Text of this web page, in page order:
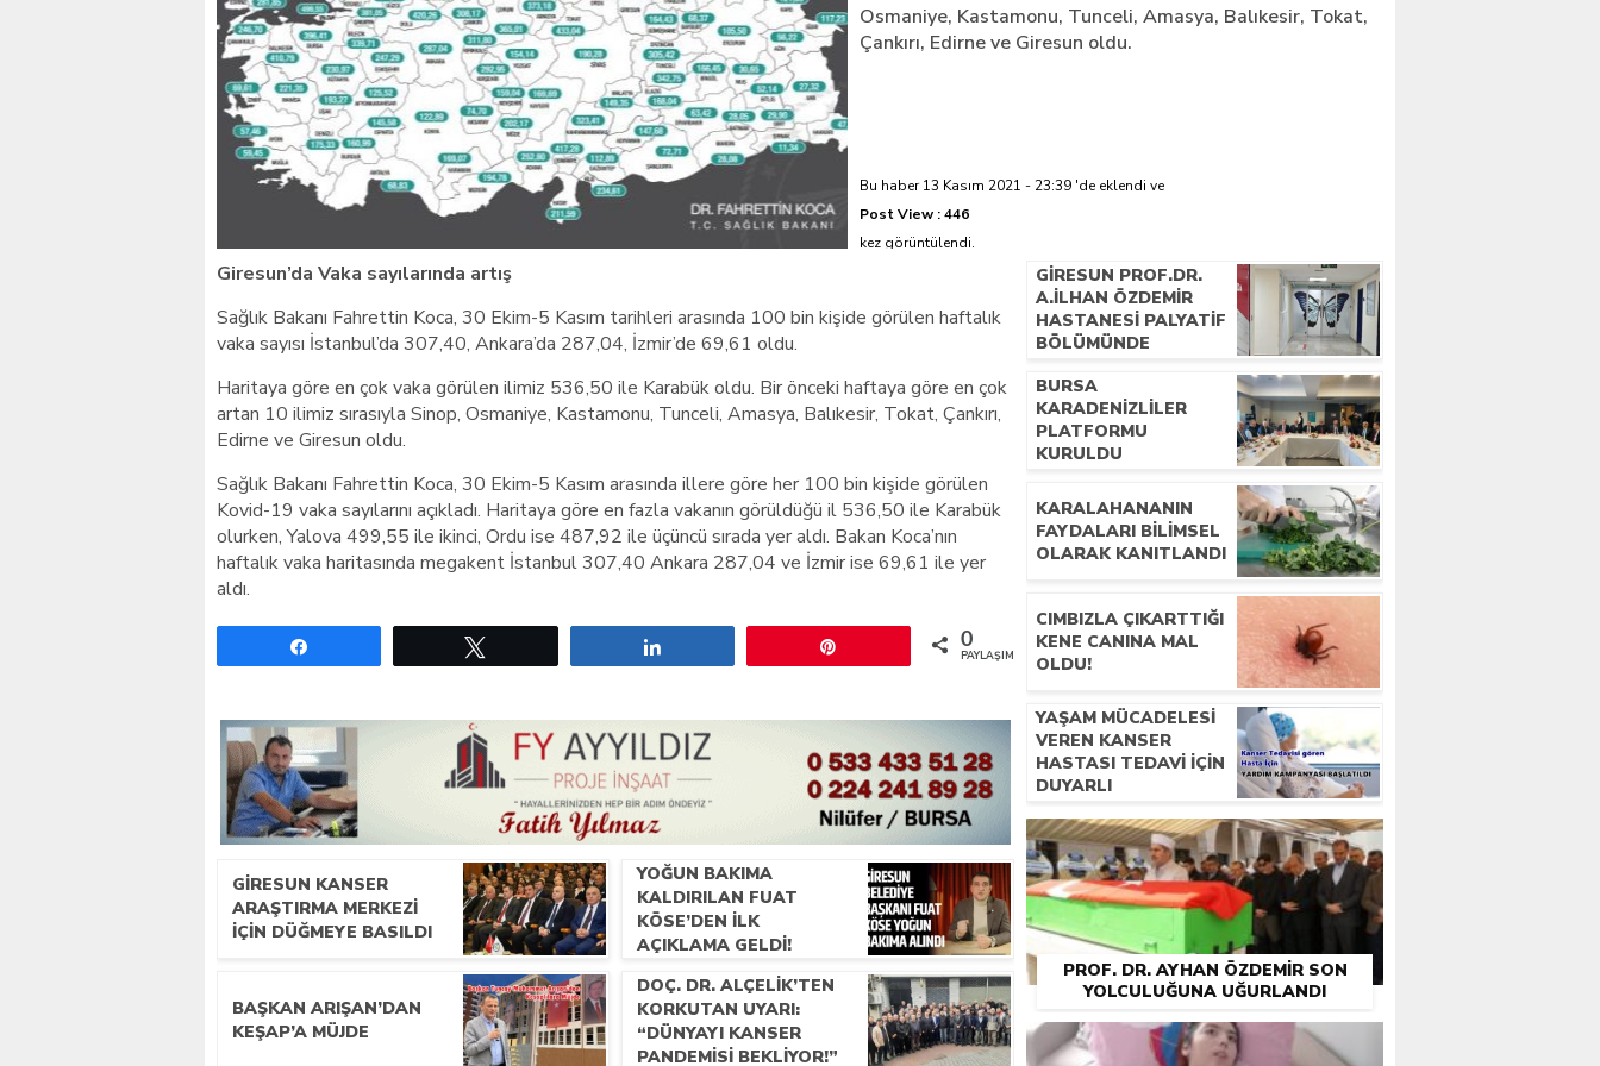
Osmaniye, Kastamonu, Tunceli, Amasya, Balıkesir, Tokat,
Çankırı, Edirne ve Giresun oldu.
Bu haber 13 Kasım 2021 - 23:39 'de eklendi ve
Post View :446
kez görüntülendi.
Giresun’da Vaka sayılarında artış
Sağlık Bakanı Fahrettin Koca, 30 Ekim-5 Kasım tarihleri arasında 100 bin kişide görülen haftalık
vaka sayısı İstanbul’da 307,40, Ankara’da 287,04, İzmir’de 69,61 oldu.
Haritaya göre en çok vaka görülen ilimiz 536,50 ile Karabük oldu. Bir önceki haftaya göre en çok
artan 10 ilimiz sırasıyla Sinop, Osmaniye, Kastamonu, Tunceli, Amasya, Balıkesir, Tokat, Çankırı,
Edirne ve Giresun oldu.
Sağlık Bakanı Fahrettin Koca, 30 Ekim-5 Kasım arasında illere göre her 100 bin kişide görülen
Kovid-19 vaka sayılarını açıkladı. Haritaya göre en fazla vakanın görüldüğü il 536,50 ile Karabük
olurken, Yalova 499,55 ile ikinci, Ordu ise 487,92 ile üçüncü sırada yer aldı. Bakan Koca’nın
haftalık vaka haritasında megakent İstanbul 307,40 Ankara 287,04 ve İzmir ise 69,61 ile yer
aldı.
0
PAYLAŞIMLAR
GIRESUN KANSER
ARAŞTIRMA MERKEZI
İÇIN DÜĞMEYE BASILDI
YOĞUN BAKIMA
KALDIRILAN FUAT
KÖSE’DEN İLK
AÇIKLAMA GELDI!
BAŞKAN ARIŞAN’DAN
KEŞAP’A MÜJDE
DOÇ. DR. ALÇELIK’TEN
KORKUTAN UYARI:
“DÜNYAYI KANSER
PANDEMISI BEKLIYOR!”
GIRESUN PROF.DR.
A.İLHAN ÖZDEMIR
HASTANESI PALYATIF
BÖLÜMÜNDE
HAYATA DOKUNUYOR
BURSA
KARADENIZLILER
PLATFORMU
KURULDU
KARALAHANANIN
FAYDALARI BILIMSEL
OLARAK KANITLANDI
CIMBIZLA ÇIKARTTIĞI
KENE CANINA MAL
OLDU!
YAŞAM MÜCADELESI
VEREN KANSER
HASTASI TEDAVI IÇIN
DUYARLI
YARDIM BEKLIYOR
PROF. DR. AYHAN ÖZDEMIR SON
YOLCULUĞUNA UĞURLANDI